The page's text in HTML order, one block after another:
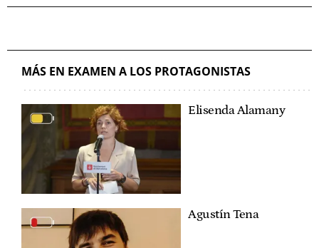
MÁS EN EXAMEN A LOS PROTAGONISTAS
Elisenda Alamany
Agustín Tena